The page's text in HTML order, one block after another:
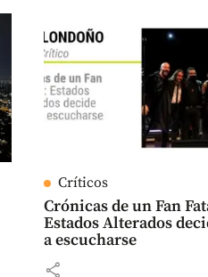
Críticos
Crónicas de un Fan
Estados Alterados
a escucharse
share